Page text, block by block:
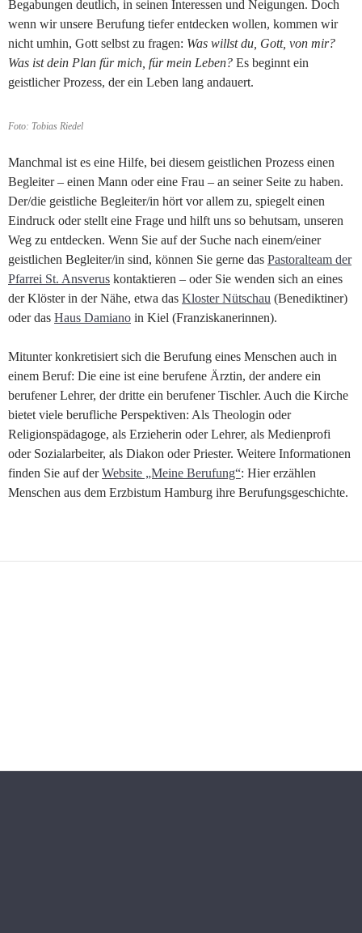
Begabungen deutlich, in seinen Interessen und Neigungen. Doch
wenn wir unsere Berufung tiefer entdecken wollen, kommen wir
nicht umhin, Gott selbst zu fragen: Was willst du, Gott, von mir?
Was ist dein Plan für mich, für mein Leben? Es beginnt ein
geistlicher Prozess, der ein Leben lang andauert.
Foto: Tobias Riedel
Manchmal ist es eine Hilfe, bei diesem geistlichen Prozess einen
Begleiter – einen Mann oder eine Frau – an seiner Seite zu haben.
Der/die geistliche Begleiter/in hört vor allem zu, spiegelt einen
Eindruck oder stellt eine Frage und hilft uns so behutsam, unseren
Weg zu entdecken. Wenn Sie auf der Suche nach einem/einer
geistlichen Begleiter/in sind, können Sie gerne das Pastoralteam der
Pfarrei St. Ansverus kontaktieren – oder Sie wenden sich an eines
der Klöster in der Nähe, etwa das Kloster Nütschau (Benediktiner)
oder das Haus Damiano in Kiel (Franziskanerinnen).
Mitunter konkretisiert sich die Berufung eines Menschen auch in
einem Beruf: Die eine ist eine berufene Ärztin, der andere ein
berufener Lehrer, der dritte ein berufener Tischler. Auch die Kirche
bietet viele berufliche Perspektiven: Als Theologin oder
Religionspädagoge, als Erzieherin oder Lehrer, als Medienprofi
oder Sozialarbeiter, als Diakon oder Priester. Weitere Informationen
finden Sie auf derWebsite „Meine Berufung“: Hier erzählen
Menschen aus dem Erzbistum Hamburg ihre Berufungsgeschichte.